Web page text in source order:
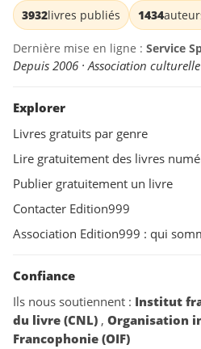
3932livres publiés 1434
Dernière mise en ligne : Service
Depuis 2006 · Association
Explorer
Livres gratuits par genre
Lire gratuitement des livres
Publier gratuitement un livre
Contacter Edition999
Association Edition999 : qui
Confiance
Ils nous soutiennent : Institut
du livre (CNL) , Organisation
Francophonie (OIF)